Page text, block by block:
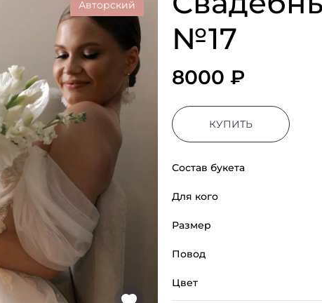
Авторский
№17
8000 ₽
КУПИТЬ
Состав букета
Для кого
Размер
Повод
Цвет